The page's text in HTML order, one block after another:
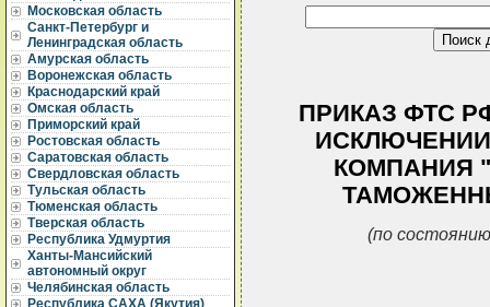
Московская область
Санкт-Петербург и
Ленинградская область
Амурская область
Воронежская область
Краснодарский край
Омская область
Приморский край
Ростовская область
Саратовская область
Свердловская область
Тульская область
Тюменская область
Тверская область
Республика Удмуртия
Ханты-Мансийский
автономный округ
Челябинская область
Республика САХА (Якутия)
ПРИКАЗ ФТС РФ
КОМПАНИЯ
(по